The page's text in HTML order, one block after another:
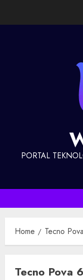
PORTAL
Home Tecno
Tecno Pova 6